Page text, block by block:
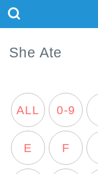
She Ate
ALL 0-9
E F